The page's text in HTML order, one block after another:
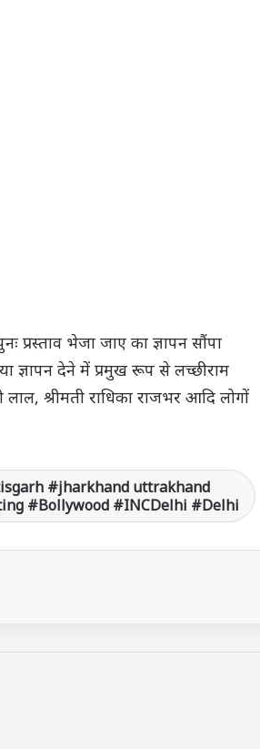
भेजा जाए का ज्ञापन सौंपा
ज्ञापन देने में प्रमुख रूप से लच्छीराम
श्रीमती राधिका राजभर आदि लोगों
#jharkhand uttrakhand
#Bollywood #INCDelhi #Delhi